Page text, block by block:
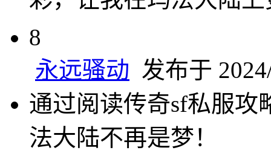
8
永远骚动 发布于
通过阅读传奇sf私服攻
法大陆不再是梦！